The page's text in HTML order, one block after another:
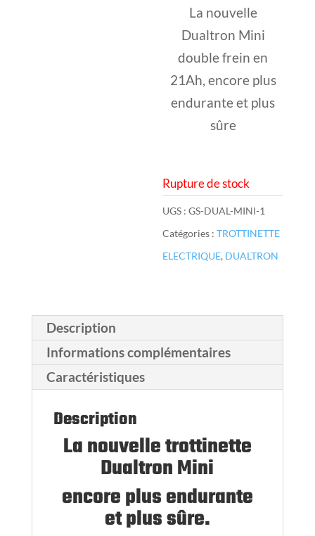
La nouvelle
Dualtron Mini
double frein en
21Ah, encore plus
endurante et plus
sûre
Rupture de stock
UGS :GS-DUAL-MINI-1
Catégories :TROTTINETTE
ELECTRIQUE, DUALTRON
Description
Informations complémentaires
Caractéristiques
Description
La nouvelle trottinette
Dualtron Mini
encore plus endurante
et plus sûre.